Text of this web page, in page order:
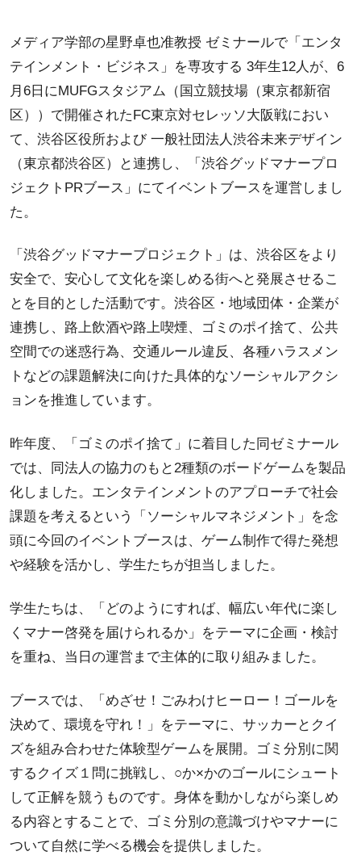
メディア学部の星野卓也准教授 ゼミナールで「エンタ
テインメント・ビジネス」を専攻する 3年生12人が、6
月6日にMUFGスタジアム（国立競技場（東京都新宿
区））で開催されたFC東京対セレッソ大阪戦におい
て、渋谷区役所および 一般社団法人渋谷未来デザイン
（東京都渋谷区）と連携し、「渋谷グッドマナープロ
ジェクトPRブース」にてイベントブースを運営しまし
た。
「渋谷グッドマナープロジェクト」は、渋谷区をより
安全で、安心して文化を楽しめる街へと発展させるこ
とを目的とした活動です。渋谷区・地域団体・企業が
連携し、路上飲酒や路上喫煙、ゴミのポイ捨て、公共
空間での迷惑行為、交通ルール違反、各種ハラスメン
トなどの課題解決に向けた具体的なソーシャルアクシ
ョンを推進しています。
昨年度、「ゴミのポイ捨て」に着目した同ゼミナール
では、同法人の協力のもと2種類のボードゲームを製品
化しました。エンタテインメントのアプローチで社会
課題を考えるという「ソーシャルマネジメント」を念
頭に今回のイベントブースは、ゲーム制作で得た発想
や経験を活かし、学生たちが担当しました。
学生たちは、「どのようにすれば、幅広い年代に楽し
くマナー啓発を届けられるか」をテーマに企画・検討
を重ね、当日の運営まで主体的に取り組みました。
ブースでは、「めざせ！ごみわけヒーロー！ゴールを
決めて、環境を守れ！」をテーマに、サッカーとクイ
ズを組み合わせた体験型ゲームを展開。ゴミ分別に関
するクイズ１問に挑戦し、○か×かのゴールにシュート
して正解を競うものです。身体を動かしながら楽しめ
る内容とすることで、ゴミ分別の意識づけやマナーに
ついて自然に学べる機会を提供しました。